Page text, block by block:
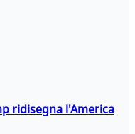
ridisegna l'America